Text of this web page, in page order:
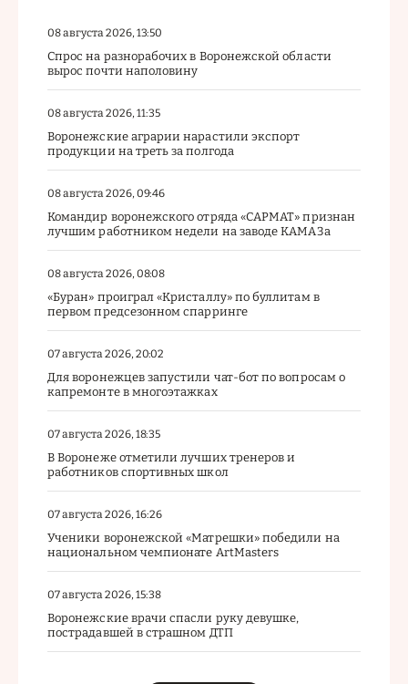
08 августа 2026, 13:50
Спрос на разнорабочих в Воронежской области
вырос почти наполовину
08 августа 2026, 11:35
Воронежские аграрии нарастили экспорт
продукции на треть за полгода
08 августа 2026, 09:46
Командир воронежского отряда «САРМАТ» признан
лучшим работником недели на заводе КАМАЗа
08 августа 2026, 08:08
«Буран» проиграл «Кристаллу» по буллитам в
первом предсезонном спарринге
07 августа 2026, 20:02
Для воронежцев запустили чат-бот по вопросам о
капремонте в многоэтажках
07 августа 2026, 18:35
В Воронеже отметили лучших тренеров и
работников спортивных школ
07 августа 2026, 16:26
Ученики воронежской «Матрешки» победили на
национальном чемпионате ArtMasters
07 августа 2026, 15:38
Воронежские врачи спасли руку девушке,
пострадавшей в страшном ДТП